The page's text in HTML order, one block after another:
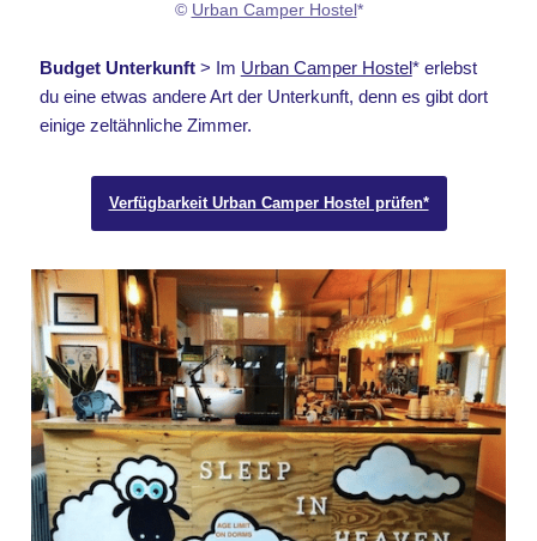
© Urban Camper Hostel *
Budget Unterkunft > Im Urban Camper Hostel* erlebst
du eine etwas andere Art der Unterkunft, denn es gibt dort
einige zeltähnliche Zimmer.
Verfügbarkeit Urban Camper Hostel prüfen*